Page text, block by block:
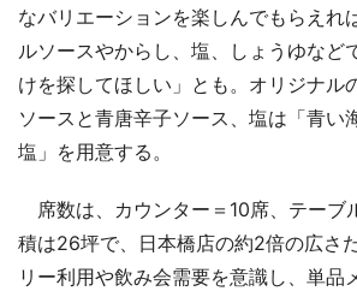
なバリエーションを楽しんでもらえれ
ルソースやからし、塩、しょうゆなど
けを探してほしい」とも。オリジナル
ソースと青唐辛子ソース、塩は「青い
塩」を用意する。
席数は、カウンター＝10席、テーブ
積は26坪で、日本橋店の約2倍の広さ
リー利用や飲み会需要を意識し、単品